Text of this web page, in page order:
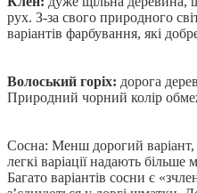
рух. З-за свого природного
варіантів фарбування, які
Волоський горіх: дорога
Природний чорний колір
Сосна: Менш дорогий
легкі варіації надають
Багато варіантів сосни є